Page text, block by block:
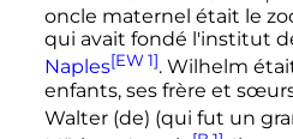
oncle maternel était le
qui avait fondé l'institut
Naples[EW 1]. Wilhelm
enfants, ses frère et
Walter (de) (qui fut un